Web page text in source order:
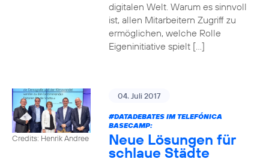
digitalen Welt. Warum es sinnvoll
ist, allen Mitarbeitern Zugriff zu
ermöglichen, welche Rolle
Eigeninitiative spielt […]
Credits: Henrik Andree
04. Juli 2017
#DATADEBATESIM TELEFÓNICA
BASECAMP:
Neue Lösungen für
schlaue Städte